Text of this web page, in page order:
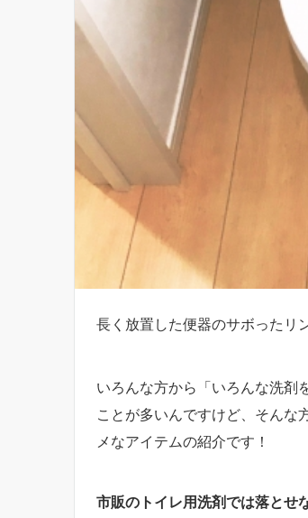
長く放置した便器のサボったリ
いろんな方から「いろんな洗剤
ことが多いんですけど、そんな
メなアイテムの紹介です！
市販のトイレ用洗剤では落とせ